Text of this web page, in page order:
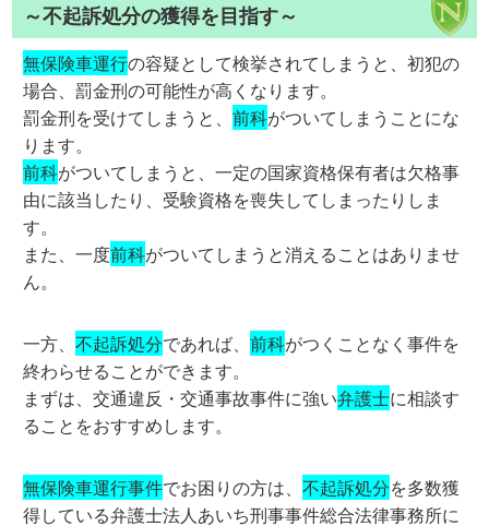
～不起訴処分の獲得を目指す～
無保険車運行の容疑として検挙されてしまうと、初犯の
場合、罰金刑の可能性が高くなります。
罰金刑を受けてしまうと、前科がついてしまうことにな
ります。
前科がついてしまうと、一定の国家資格保有者は欠格事
由に該当したり、受験資格を喪失してしまったりしま
す。
また、一度前科がついてしまうと消えることはありませ
ん。
一方、不起訴処分であれば、前科がつくことなく事件を
終わらせることができます。
まずは、交通違反・交通事故事件に強い弁護士に相談す
ることをおすすめします。
無保険車運行事件でお困りの方は、不起訴処分を多数獲
得している弁護士法人あいち刑事事件総合法律事務所に